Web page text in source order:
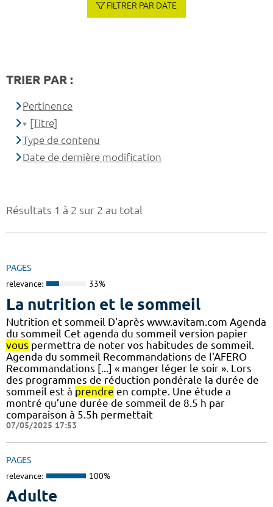
Résultats 1 à 2 sur 2 au total
PAGES
relevance: 33%
La nutrition et le sommeil
Nutrition et sommeil D'après www.avitam.com Agenda
du sommeil Cet agenda du sommeil version papier
vous permettra de noter vos habitudes de sommeil.
Agenda du sommeil Recommandations de l'AFERO
Recommandations [...] « manger léger le soir ». Lors
des programmes de réduction pondérale la durée de
sommeil est à prendre en compte. Une étude a
montré qu’une durée de sommeil de 8.5 h par
comparaison à 5.5h permettait
07/05/2025 17:53
PAGES
relevance: 100%
Adulte
FILTRER PAR DATE
TRIER PAR :
Pertinence
[Titre]
Type de contenu
Date de dernière modification